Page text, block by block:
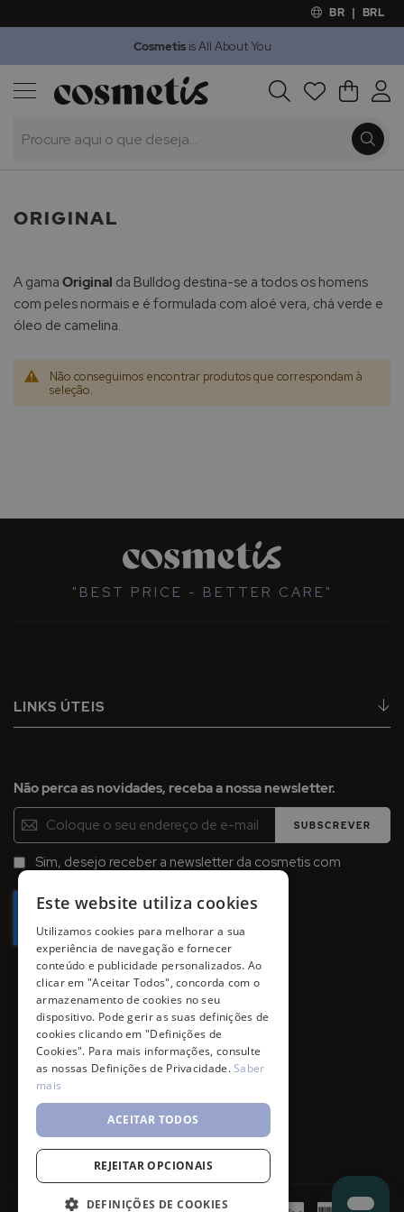
BR | BRL
Cosmetisis All About You
Procura O Meu
Outlet
ORIGINAL
A gama Original da Bulldog destina-se a todos os homens
com peles normais e é formulada com aloé vera, chá verde e
óleo de camelina.
Não conseguimos encontrar produtos que correspondam à
seleção.
"BEST PRICE - BETTER CARE"
LINKS ÚTEIS
Não perca as novidades, receba a nossa newsletter.
Inscreva-
se
na
Newsletter:
SUBSCREVER
Sim, desejo receber a newsletter da cosmetis com
Este website utiliza cookies
Utilizamos cookies para melhorar a sua
experiência de navegação e fornecer
conteúdo e publicidade personalizados. Ao
clicar em "Aceitar Todos", concorda com o
armazenamento de cookies no seu
dispositivo. Pode gerir as suas definições de
cookies clicando em "Definições de
Cookies". Para mais informações, consulte
as nossas Definições de Privacidade.Saber
mais
ACEITAR TODOS
REJEITAR OPCIONAIS
DEFINIÇÕES DE COOKIES